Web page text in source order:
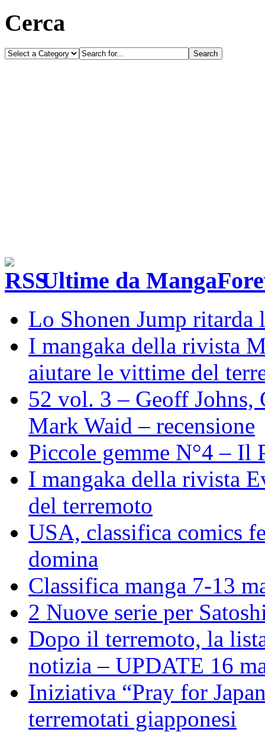
Cerca
Ultime da
Lo Shonen Jump ritarda
I mangaka della rivista
aiutare le vittime del
52 vol. 3 – Geoff Johns,
Mark Waid – recensione
Piccole gemme N°4 – Il
I mangaka della rivista
del terremoto
USA, classifica comics
domina
Classifica manga 7-13
2 Nuove serie per
Dopo il terremoto, la
notizia – UPDATE 16
Iniziativa “Pray for
terremotati giapponesi